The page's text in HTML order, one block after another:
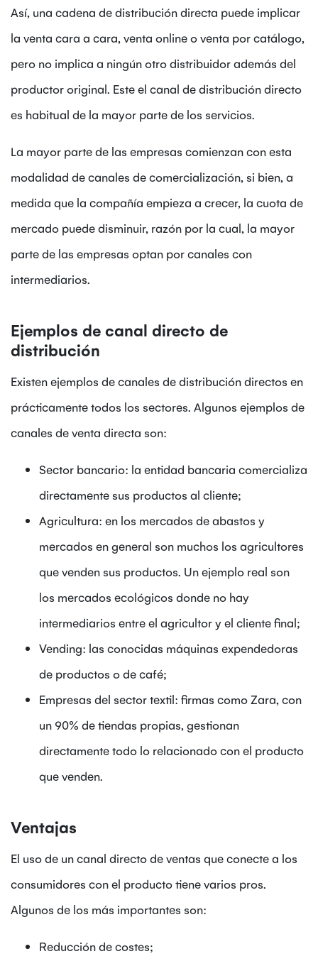
Así, una cadena de distribución directa puede implicar
la venta cara a cara, venta online o venta por catálogo,
pero no implica a ningún otro distribuidor además del
productor original. Este el canal de distribución directo
es habitual de la mayor parte de los servicios.
La mayor parte de las empresas comienzan con esta
modalidad de canales de comercialización, si bien, a
medida que la compañía empieza a crecer, la cuota de
mercado puede disminuir, razón por la cual, la mayor
parte de las empresas optan por canales con
intermediarios.
Ejemplos de canal directo de
distribución
Existen ejemplos de canales de distribución directos en
prácticamente todos los sectores. Algunos ejemplos de
canales de venta directa son:
Sector bancario: la entidad bancaria comercializa
directamente sus productos al cliente;
Agricultura: en los mercados de abastos y
mercados en general son muchos los agricultores
que venden sus productos. Un ejemplo real son
los mercados ecológicos donde no hay
intermediarios entre el agricultor y el cliente final;
Vending: las conocidas máquinas expendedoras
de productos o de café;
Empresas del sector textil: firmas como Zara, con
un 90% de tiendas propias, gestionan
directamente todo lo relacionado con el producto
que venden.
Ventajas
El uso de un canal directo de ventas que conecte a los
consumidores con el producto tiene varios pros.
Algunos de los más importantes son:
Reducción de costes;